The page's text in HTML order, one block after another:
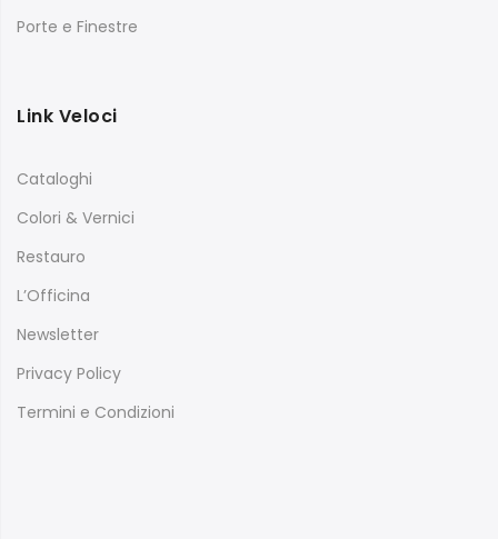
Porte e Finestre
Link Veloci
Cataloghi
Colori & Vernici
Restauro
L’Officina
Newsletter
Privacy Policy
Termini e Condizioni